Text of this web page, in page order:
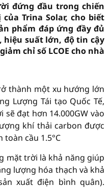
đứng đầu trong chiến
Trina Solar, cho biết
phẩm đáp ứng đầy đủ
hiệu suất lớn, độ tin cậy
chỉ số LCOE cho nhà
thành một xu hướng lớn
Lượng Tái tạo Quốc Tế,
đạt hơn 14.000GW vào
khí thải carbon được
cầu 1.5°C
mặt trời là khả năng giúp
lượng hóa thạch và khả
xuất điện bình quân).